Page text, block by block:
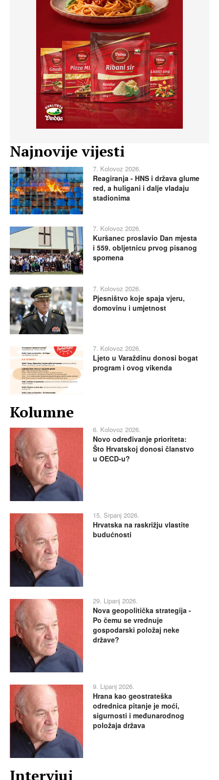
Najnovije vijesti
7. Kolovoz 2026.
Reagiranja - HNS i država glume
red, a huligani i dalje vladaju
stadionima
7. Kolovoz 2026.
Kuršanec proslavio Dan mjesta
i 559. obljetnicu prvog pisanog
spomena
7. Kolovoz 2026.
Pjesništvo koje spaja vjeru,
domovinu i umjetnost
7. Kolovoz 2026.
Ljeto u Varaždinu donosi bogat
program i ovog vikenda
Kolumne
6. Kolovoz 2026.
Novo određivanje prioriteta:
Što Hrvatskoj donosi članstvo
u OECD-u?
15. Srpanj 2026.
Hrvatska na raskrižju vlastite
budućnosti
29. Lipanj 2026.
Nova geopolitička strategija -
Po čemu se vrednuje
gospodarski položaj neke
države?
9. Lipanj 2026.
Hrana kao geostrateška
odrednica pitanje je moći,
sigurnosti i međunarodnog
položaja država
Intervjui